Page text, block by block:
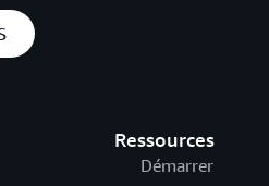
Ressources
Démarrer